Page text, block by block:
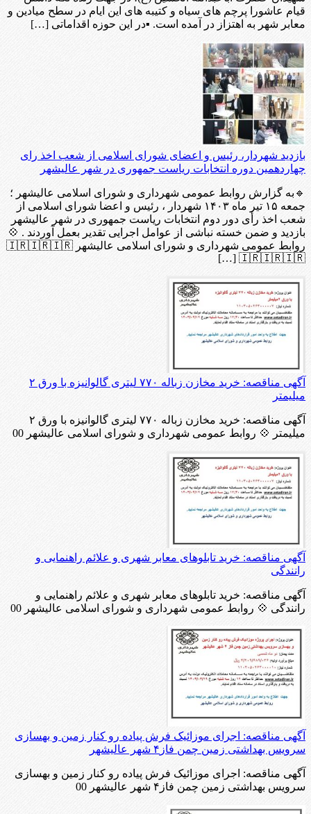
قیام عاشورا پرچم های سیاه و کتیبه های این ایام در سطح میادین و
معابر شهر به اهتزاز در آمده است. ▪️در این حوزه اقداماتی […]
بازدید شهردار، رئیس و اعضای شورای اسلامی از شعب اخذ رای
چهاردهمین دوره انتخابات ریاست جمهوری در شهر عالیشهر
🔹به گزارش روابط عمومی شهرداری و شورای اسلامی عالیشهر ؛
جمعه ۱۵ تیر ماه ۱۴۰۳ شهردار ، رئیس و اعضا شورای اسلامی از
شعب اخذ رأی دور دوم انتخابات ریاست جمهوری در شهر عالیشهر
بازدید و ضمن خسته نباشی از عوامل اجرایی تقدیر بعمل آوردند . 💠
روابط عمومی شهرداری و شورای اسلامی عالیشهر 🇮🇷🇮🇷🇮🇷
🇮🇷🇮🇷🇮🇷 […]
آگهی مناقصه: خرید مخازن زباله ۷۷۰ لیتری گالوانیزه با ورق ۲
میلیمتر
آگهی مناقصه: خرید مخازن زباله ۷۷۰ لیتری گالوانیزه با ورق ۲
میلیمتر 💠 روابط عمومی شهرداری و شورای اسلامی عالیشهر 00
آگهی مناقصه: خرید تابلوهای معابر شهری و علائم راهنمایی و
رانندگی
آگهی مناقصه: خرید تابلوهای معابر شهری و علائم راهنمایی و
رانندگی 💠 روابط عمومی شهرداری و شورای اسلامی عالیشهر 00
آگهی مناقصه: اجرای موزائیک فرش پیاده رو کنار زمین و بهسازی
سرویس بهداشتی زمین چمن فاز۴ شهر عالیشهر
آگهی مناقصه: اجرای موزائیک فرش پیاده رو کنار زمین و بهسازی
سرویس بهداشتی زمین چمن فاز۴ شهر عالیشهر 00